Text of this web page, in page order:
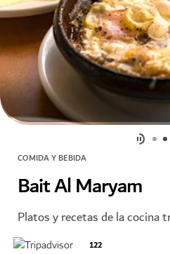
COMIDA Y BEBIDA
Bait Al Maryam
Platos y recetas de la cocina
122